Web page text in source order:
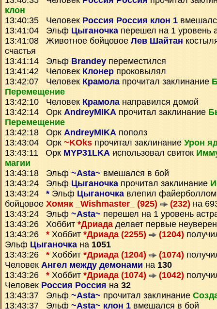
клон
13:40:35 Человек Россия Россия клон 1
13:41:04 Эльф Цыганочкаперешел на 1 уровень
13:41:08 Животное бойцовое Лев Шайтан
счастья
13:41:14 Эльф Brandey переместился
13:41:42 Человек Клонер проковылял
13:42:07 Человек Крамолапрочитал заклинание
Перемещение
13:42:10 Человек Крамоланаправился домой
13:42:14 Орк AndreyMIKA прочитал заклинание
Перемещение
13:42:18 Орк AndreyMIKA пополз
13:43:04 Орк ~KOks прочитал заклинание Урон
13:43:11 Орк MYP31LKA использовал свиток
магии
13:43:18 Эльф ~Asta~ вмешался в бой
13:43:24 Эльф Цыганочкапрочитал заклинание
13:43:24 * Эльф Цыганочкавлепил
бойцовое Хомяк _Wishmaster_ (925) (232) на
13:43:24 Эльф ~Asta~ перешел на 1 уровень
13:43:26 Хоббит *Дриададелает первые
13:43:26 * Хоббит *Дриада (2255) (1204)
Эльф Цыганочкана 1051
13:43:26 * Хоббит *Дриада (1204) (1074)
Человек Ангел между демонами на 130
13:43:26 * Хоббит *Дриада (1074) (1042)
Человек Россия Россия на 32
13:43:37 Эльф ~Asta~ прочитал заклинание
13:43:37 Эльф ~Asta~ клон 1 вмешался в бой